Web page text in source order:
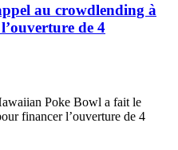
au crowdlending à
de 4
Poke Bowl a fait le
financer l’ouverture de 4